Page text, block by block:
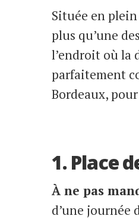
Située en
plus qu’une
l’endroit où la
parfaitement
Bordeaux,
1. Place
À ne pas
d’une journée